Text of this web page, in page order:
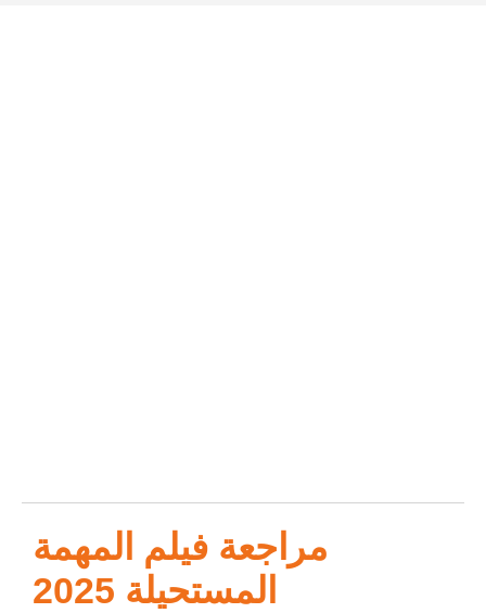
مراجعة فيلم المهمة
المستحيلة 2025